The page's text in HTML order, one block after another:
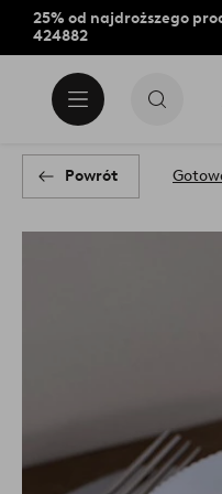
25% od najdroższego
424882
Powrót